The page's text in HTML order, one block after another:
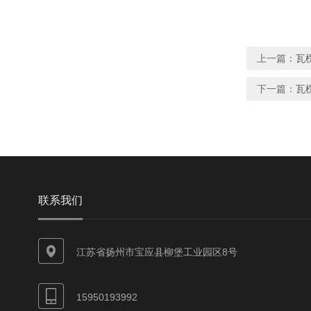
上一篇： 瓦
下一篇： 瓦
联系我们
江苏省扬州市宝应县柳堡工业园区8号
15950193992